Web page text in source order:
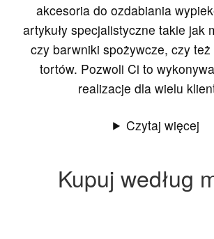
akcesoria do ozdabiania
artykuły specjalistyczne takie jak
czy barwniki spożywcze, czy
tortów. Pozwoli Ci to
realizacje dla wielu
Czytaj więcej
Kupuj według